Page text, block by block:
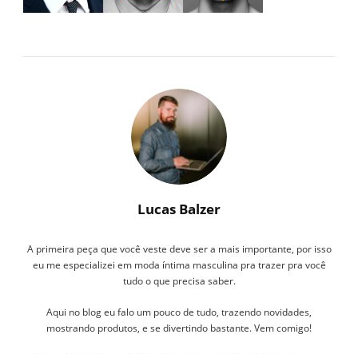
Lucas Balzer
A primeira peça que você veste deve ser a mais importante, por isso
eu me especializei em moda íntima masculina pra trazer pra você
tudo o que precisa saber.
Aqui no blog eu falo um pouco de tudo, trazendo novidades,
mostrando produtos, e se divertindo bastante. Vem comigo!